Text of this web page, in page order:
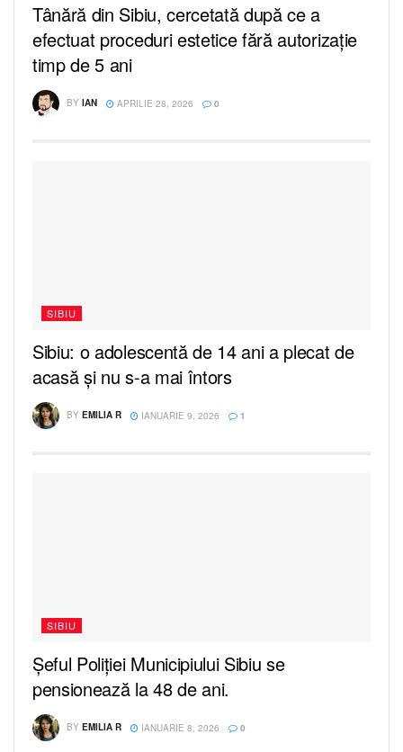
Tânără din Sibiu, cercetată după ce a
efectuat proceduri estetice fără autorizație
timp de 5 ani
BY IAN APRILIE 28, 2026 0
SIBIU
Sibiu: o adolescentă de 14 ani a plecat de
acasă și nu s-a mai întors
BY EMILIA R IANUARIE 9, 2026 1
SIBIU
Șeful Poliției Municipiului Sibiu se
pensionează la 48 de ani.
BY EMILIA R IANUARIE 8, 2026 0